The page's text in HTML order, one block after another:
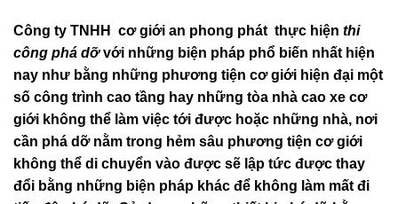
Công ty TNHH cơ giới an phong phát thực hiện thi
công phá dỡvới những biện pháp phổ biến nhất hiện
nay như bằng những phương tiện cơ giới hiện đại một
số công trình cao tầng hay những tòa nhà cao xe cơ
giới không thể làm việc tới được hoặc những nhà, nơi
cần phá dỡ nằm trong hẻm sâu phương tiện cơ giới
không thể di chuyển vào được sẽ lập tức được thay
đổi bằng những biện pháp khác để không làm mất đi